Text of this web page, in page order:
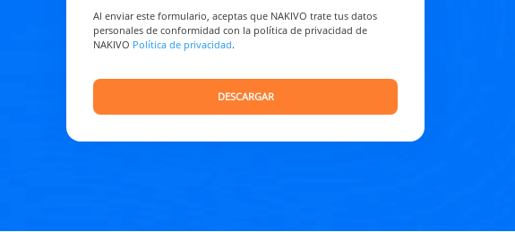
Al enviar este formulario, aceptas que NAKIVO trate tus datos
personales de conformidad con la política de privacidad de
NAKIVO Política de privacidad.